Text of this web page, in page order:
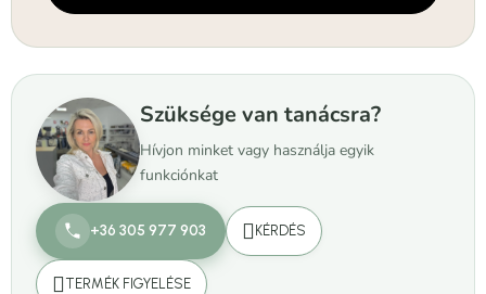
Szüksége van tanácsra?
Hívjon minket vagy használja egyik
funkciónkat
+36 305 977 903 KÉRDÉS
TERMÉK FIGYELÉSE